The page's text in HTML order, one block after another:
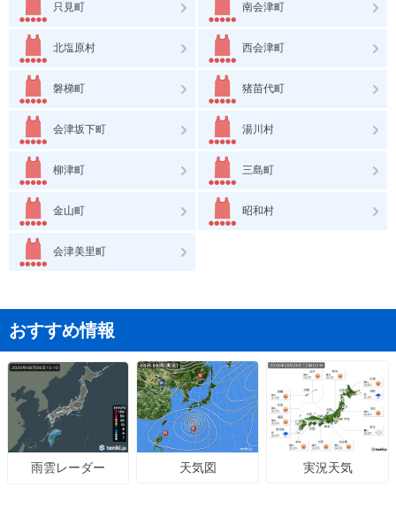
只見町 南会津町
北塩原村 西会津町
磐梯町 猪苗代町
会津坂下町 湯川村
柳津町 三島町
金山町 昭和村
会津美里町
おすすめ情報
雨雲レーダー 天気図 実況天気